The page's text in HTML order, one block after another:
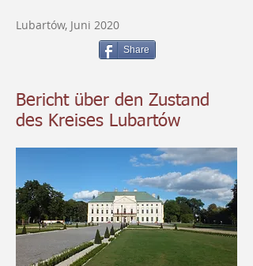
Lubartów, Juni 2020
Share
Bericht über den Zustand
des Kreises Lubartów